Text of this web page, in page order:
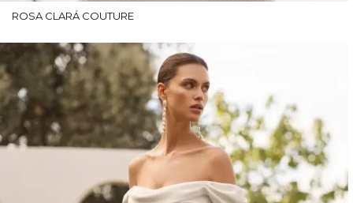
ROSA CLARÁ COUTURE